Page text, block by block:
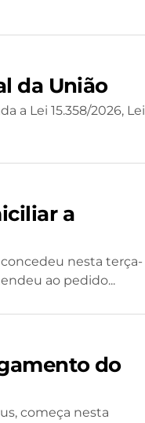
da União
a Lei 15.358/2026, Lei
a
nesta terça-
ao pedido...
do
começa nesta